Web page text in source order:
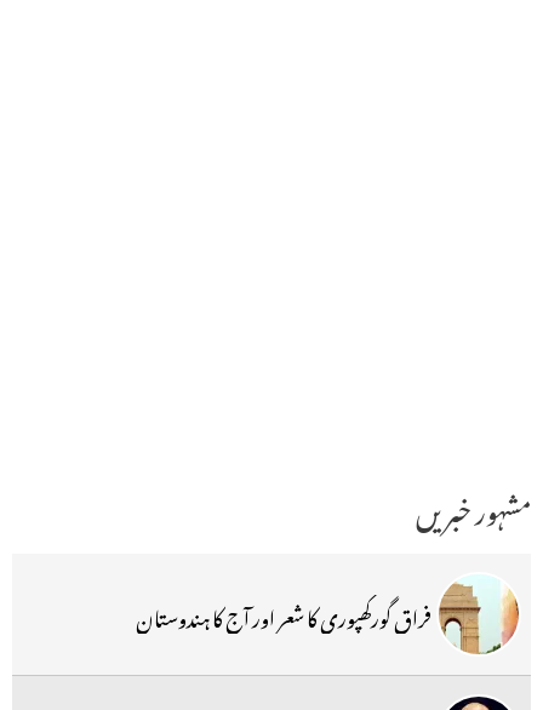
مشہور خبریں
فراق گورکھپوری کا شعر اور آج کا ہندوستان